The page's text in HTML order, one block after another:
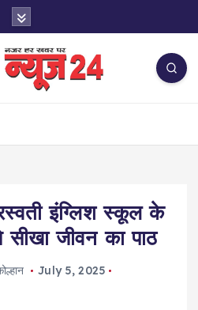
इंग्लिश स्कूल के
सीखा जीवन का पाठ
July 5, 2025